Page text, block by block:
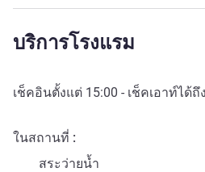
บริการโรงแรม
เช็คอินตั้งแต่ 15:00 - เช็คเอาท์ได้ถึง
ในสถานที่
สระว่ายน้ำ